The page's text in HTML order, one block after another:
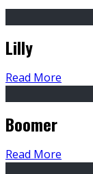
Lilly
Read More
Boomer
Read More